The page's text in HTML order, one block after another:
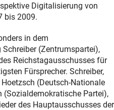
Digitalisierung von
bis 2009.
in dem
(Zentrumspartei),
Reichstagausschusses für
Fürsprecher. Schreiber,
(Deutsch-Nationale
Partei),
des Hauptausschusses der